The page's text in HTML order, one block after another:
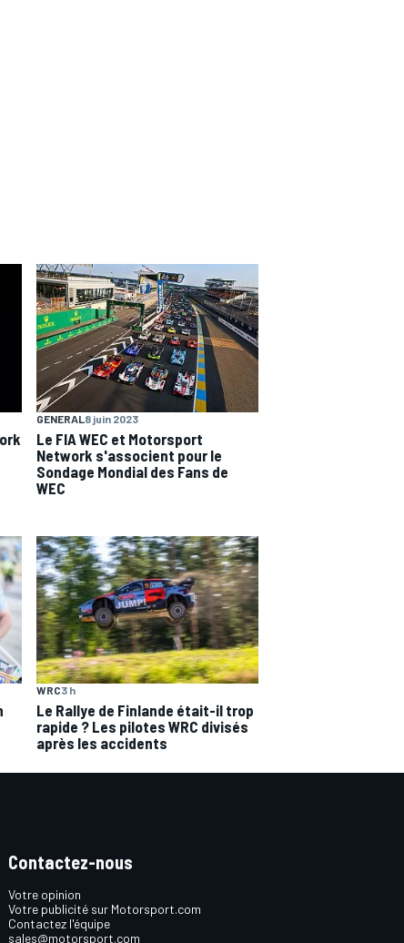
GENERAL 8 juin 2023
Le FIA WEC et Motorsport
Network s'associent pour le
Sondage Mondial des Fans de
WEC
WRC3 h
Le Rallye de Finlande était-il trop
rapide ? Les pilotes WRC divisés
après les accidents
Contactez-nous
Votre opinion
Votre publicité sur Motorsport.com
Contactez l'équipe
sales@motorsport.com